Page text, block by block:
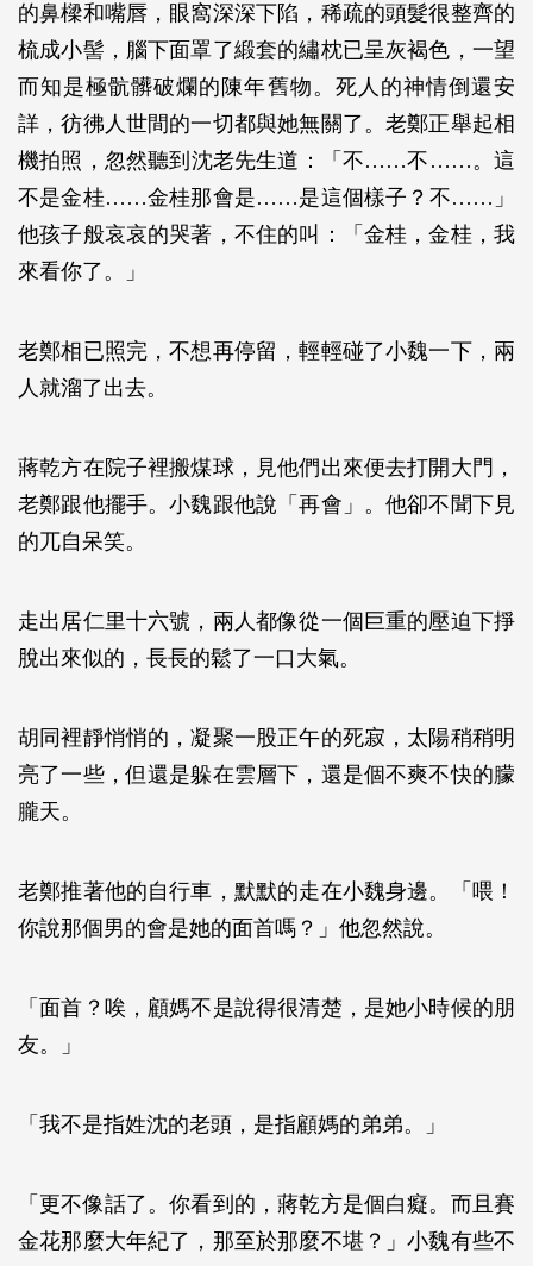
的鼻樑和嘴唇，眼窩深深下陷，稀疏的頭髮很整齊的
梳成小髻，腦下面罩了緞套的繡枕已呈灰褐色，一望
而知是極骯髒破爛的陳年舊物。死人的神情倒還安
詳，彷彿人世間的一切都與她無關了。老鄭正舉起相
機拍照，忽然聽到沈老先生道：「不……不……。這
不是金桂……金桂那會是……是這個樣子？不……」
他孩子般哀哀的哭著，不住的叫：「金桂，金桂，我
來看你了。」
老鄭相已照完，不想再停留，輕輕碰了小魏一下，兩
人就溜了出去。
蔣乾方在院子裡搬煤球，見他們出來便去打開大門，
老鄭跟他擺手。小魏跟他說「再會」。他卻不聞下見
的兀自呆笑。
走出居仁里十六號，兩人都像從一個巨重的壓迫下掙
脫出來似的，長長的鬆了一口大氣。
胡同裡靜悄悄的，凝聚一股正午的死寂，太陽稍稍明
亮了一些，但還是躲在雲層下，還是個不爽不快的朦
朧天。
老鄭推著他的自行車，默默的走在小魏身邊。「喂！
你說那個男的會是她的面首嗎？」他忽然說。
「面首？唉，顧媽不是說得很清楚，是她小時候的朋
友。」
「我不是指姓沈的老頭，是指顧媽的弟弟。」
「更不像話了。你看到的，蔣乾方是個白癡。而且賽
金花那麼大年紀了，那至於那麼不堪？」小魏有些不